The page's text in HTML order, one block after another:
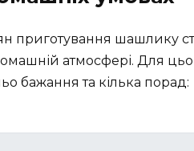
приготування шашлику
атмосфері. Для
бажання та кілька порад: